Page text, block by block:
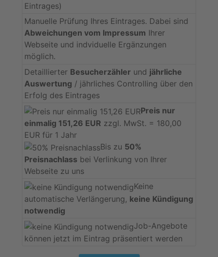
Eintrages)
Manuelle Prüfung Ihres Eintrages. Dabei sind
Abweichungen vom Impressum Ihrer
Webseite und indviduelle Ergänzungen
möglich.
Detaillierter Besucherzähler und jährliche
Auswertung / jährliches Controlling über den
Erfolg des Eintrages
Preis nur
einmalig 151,26 EUR zzgl. MwSt. = 180,00
EUR für 1 Jahr
Bis zu 50%
Preisnachlass bei Verlinkung von Ihrer
Webseite zu uns
Keine
automatische Verlängerung, keine Kündigung
notwendig
Job-Angebote
können jetzt im Eintrag präsentiert werden